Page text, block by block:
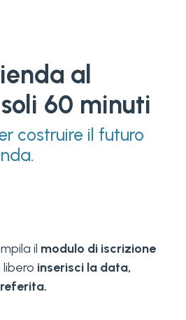
al
60 minuti
costruire il futuro
il modulo di iscrizione
inserisci la data,